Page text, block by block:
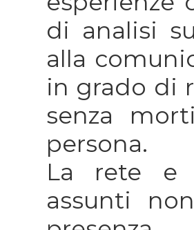
di analisi
alla
in grado di
senza
persona.
La rete e
assunti